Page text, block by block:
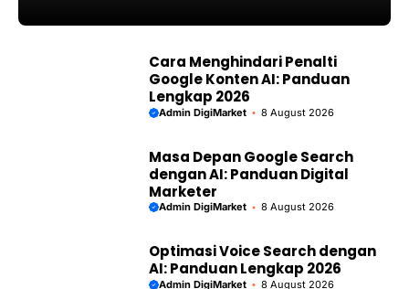
Cara Menghindari Penalti
Google Konten AI: Panduan
Lengkap 2026
Admin DigiMarket 8 August 2026
Masa Depan Google Search
dengan AI: Panduan Digital
Marketer
Admin DigiMarket 8 August 2026
Optimasi Voice Search dengan
AI: Panduan Lengkap 2026
Admin DigiMarket 8 August 2026